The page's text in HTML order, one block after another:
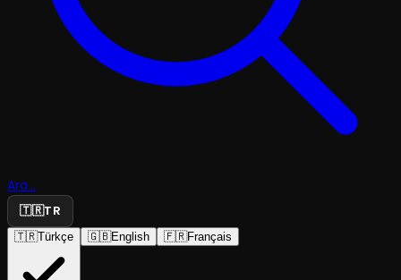
Ara...
🇹🇷TR
🇹🇷Türkçe 🇬🇧English 🇫🇷Français